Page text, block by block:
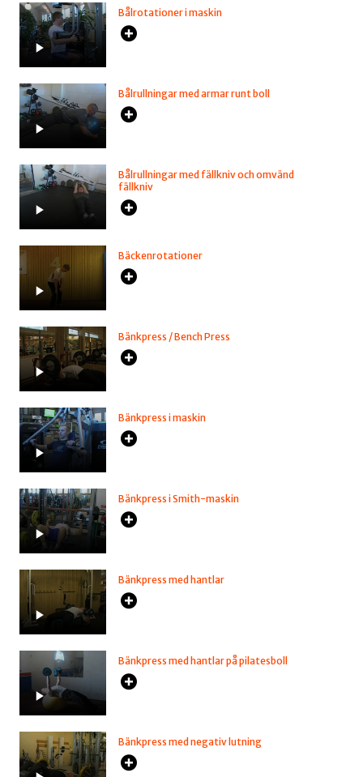
Bålrotationer i maskin
Bålrullningar med armar runt boll
Bålrullningar med fällkniv och omvänd
fällkniv
Bäckenrotationer
Bänkpress / Bench Press
Bänkpress i maskin
Bänkpress i Smith-maskin
Bänkpress med hantlar
Bänkpress med hantlar på pilatesboll
Bänkpress med negativ lutning